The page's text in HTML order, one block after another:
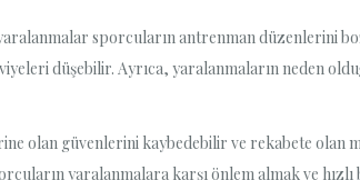
sporcuların antrenman düzenlerini
düşebilir. Ayrıca, yaralanmaların neden
olan güvenlerini kaybedebilir ve rekabete olan
yaralanmalara karşı önlem almak ve